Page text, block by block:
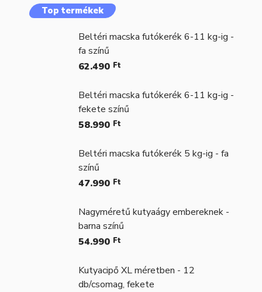
Top termékek
Beltéri macska futókerék 6-11 kg-ig -
fa színű
62.490 Ft
Beltéri macska futókerék 6-11 kg-ig -
fekete színű
58.990 Ft
Beltéri macska futókerék 5 kg-ig - fa
színű
47.990 Ft
Nagyméretű kutyaágy embereknek -
barna színű
54.990 Ft
Kutyacipő XL méretben - 12
db/csomag, fekete